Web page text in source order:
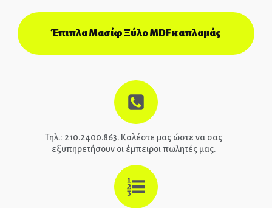
ΕΠΙΚΟΙΝΩΝΊΑ
ΤΗΛ.: 210-2400-863
EPIPLEON
Έπιπλα Μασίφ Ξύλο MDF καπλαμάς
Τηλ.: 210.2400.863. Καλέστε μας ώστε να σας
εξυπηρετήσουν οι έμπειροι πωλητές μας.